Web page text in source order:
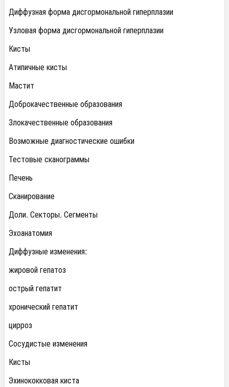
Диффузная форма дисгормональной гиперплазии
Узловая форма дисгормональной гиперплазии
Кисты
Атипичные кисты
Мастит
Доброкачественные образования
Злокачественные образования
Возможные диагностические ошибки
Тестовые сканограммы
Печень
Сканирование
Доли. Секторы. Сегменты
Эхоанатомия
Диффузные изменения:
жировой гепатоз
острый гепатит
хронический гепатит
цирроз
Сосудистые изменения
Кисты
Эхинококковая киста